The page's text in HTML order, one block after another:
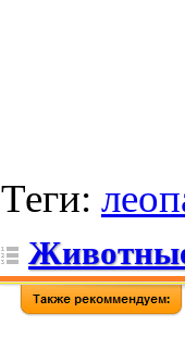
Теги: